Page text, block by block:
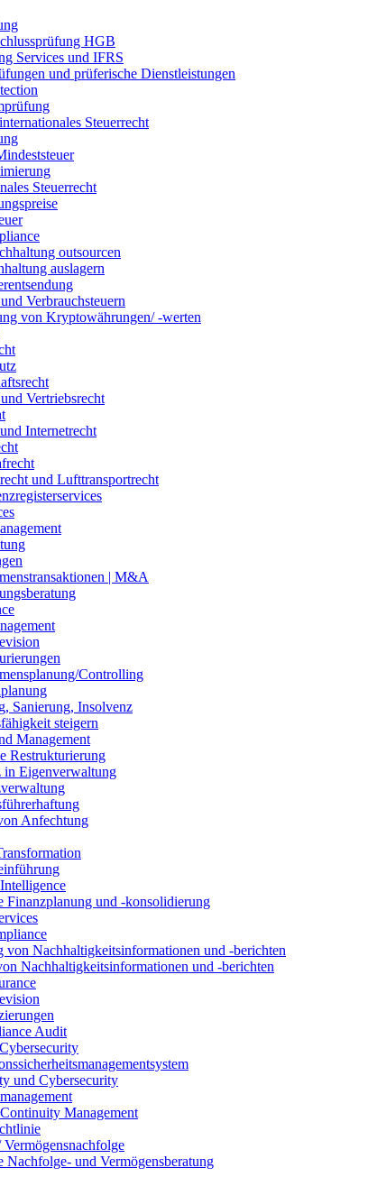
HGB
Services und IFRS
und prüferische Dienstleistungen
Steuerrecht
Steuerrecht
outsourcen
auslagern
Verbrauchsteuern
von Kryptowährungen/ -werten
Vertriebsrecht
Internetrecht
und Lufttransportrecht
| M&A
Controlling
Sanierung, Insolvenz
steigern
Management
Restrukturierung
in Eigenverwaltung
Anfechtung
Finanzplanung und -konsolidierung
von Nachhaltigkeitsinformationen und -berichten
Nachhaltigkeitsinformationen und -berichten
Audit
und Cybersecurity
Management
Vermögensnachfolge
Nachfolge- und Vermögensberatung